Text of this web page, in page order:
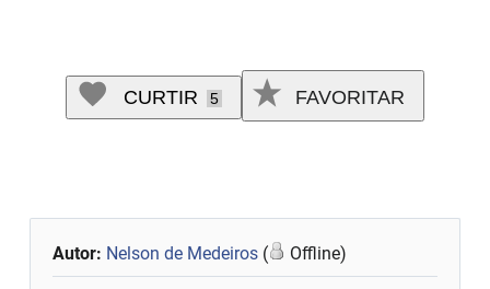
CURTIR 5 FAVORITAR
Autor: Nelson de Medeiros ( Offline)